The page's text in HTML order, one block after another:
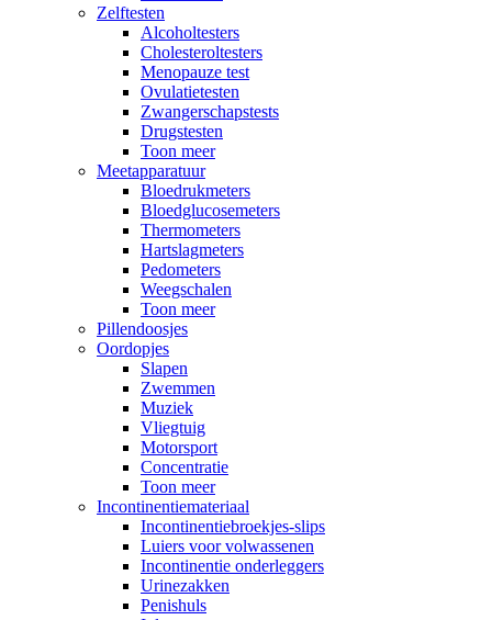
Zelftesten
Alcoholtesters
Cholesteroltesters
Menopauze test
Ovulatietesten
Zwangerschapstests
Drugstesten
Toon meer
Meetapparatuur
Bloedrukmeters
Bloedglucosemeters
Thermometers
Hartslagmeters
Pedometers
Weegschalen
Toon meer
Pillendoosjes
Oordopjes
Slapen
Zwemmen
Muziek
Vliegtuig
Motorsport
Concentratie
Toon meer
Incontinentiemateriaal
Incontinentiebroekjes-slips
Luiers voor volwassenen
Incontinentie onderleggers
Urinezakken
Penishuls